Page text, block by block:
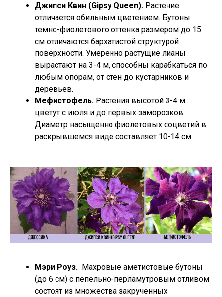
Джипси Квин (Gipsy Queen). Растение
отличается обильным цветением. Бутоны
темно-фиолетового оттенка размером до 15
см отличаются бархатистой структурой
поверхности. Умеренно растущие лианы
вырастают на 3-4 м, способны карабкаться по
любым опорам, от стен до кустарников и
деревьев.
Мефистофель. Растения высотой 3-4 м
цветут с июля и до первых заморозков.
Диаметр насыщенно фиолетовых соцветий в
раскрывшемся виде составляет 10-14 см.
Мэри Роуз. Махровые аметистовые бутоны
(до 6 см) с пепельно-перламутровым отливом
состоят из множества закрученных